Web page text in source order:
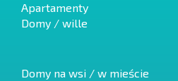
Apartamenty
Domy / wille
Domy na wsi / w mieście